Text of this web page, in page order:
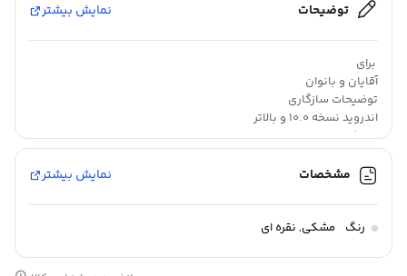
توضیحات نمایش بیشتر
برای
آقایان و بانوان
توضیحات سازگاری
اندروید نسخه ۱۰.۰ و بالاتر
نوع کاربری
ورزشی
رسمی
روزمره
قابلیت‌های ساعت هوشمند
صفحه نمایش رنگی
کنترل موسیقی (Music Player)
مشخصات نمایش بیشتر
رنگ مشکی, نقره ای